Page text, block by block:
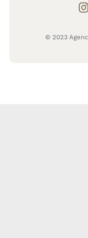
© 2023